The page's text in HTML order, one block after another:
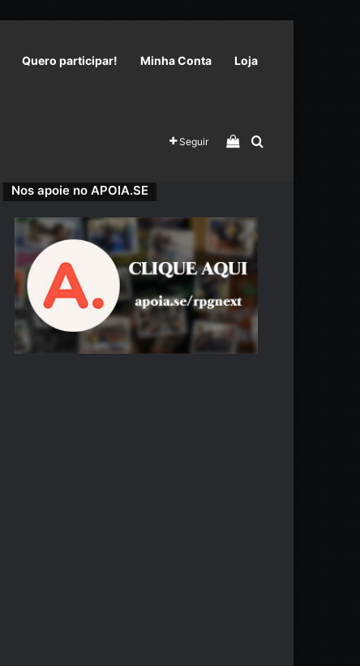
Quero participar! Minha Conta Loja
Seguir Veja seu carrinho
Procurar por
Nos apoie no APOIA.SE